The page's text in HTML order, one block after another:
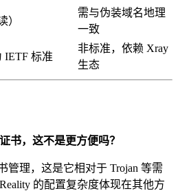
）
需与伪装域名地理
一致
IETF 标准
非标准，依赖 Xray
生态
书，这不是更方便吗？
管理，这是它相对于 Trojan 等需
的配置复杂度体现在其他方